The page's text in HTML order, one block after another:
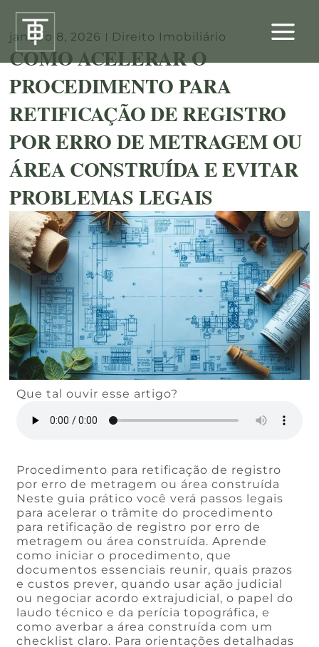
conteúdo
janeiro 8, 2026 Direito Imobiliário
COMO ACELERAR O
PROCEDIMENTO PARA
RETIFICAÇÃO DE REGISTRO
POR ERRO DE METRAGEM OU
ÁREA CONSTRUÍDA E EVITAR
PROBLEMAS LEGAIS
Que tal ouvir esse artigo?
Procedimento para retificação de registro
por erro de metragem ou área construída
Neste guia prático você verá passos legais
para acelerar o trâmite do procedimento
para retificação de registro por erro de
metragem ou área construída. Aprende
como iniciar o procedimento, que
documentos essenciais reunir, quais prazos
e custos prever, quando usar ação judicial
ou negociar acordo extrajudicial, o papel do
laudo técnico e da perícia topográfica, e
como averbar a área construída com um
checklist claro. Para orientações detalhadas